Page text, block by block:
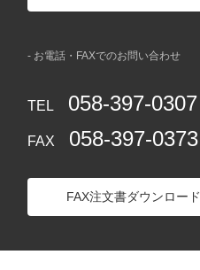
- お電話・FAXでのお問い合わせ
TEL 058-397-0307
FAX 058-397-0373
FAX注文書ダウンロード